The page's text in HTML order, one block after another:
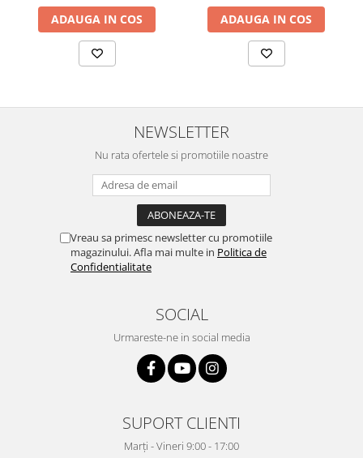
ADAUGA IN COS ADAUGA IN COS
NEWSLETTER
Nu rata ofertele si promotiile noastre
Vreau sa primesc newsletter cu promotiile
magazinului. Afla mai multe in Politica de
Confidentialitate
SOCIAL
Urmareste-ne in social media
SUPORT CLIENTI
Marți - Vineri 9:00 - 17:00